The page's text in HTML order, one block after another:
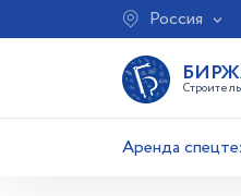
Россия
Аренда